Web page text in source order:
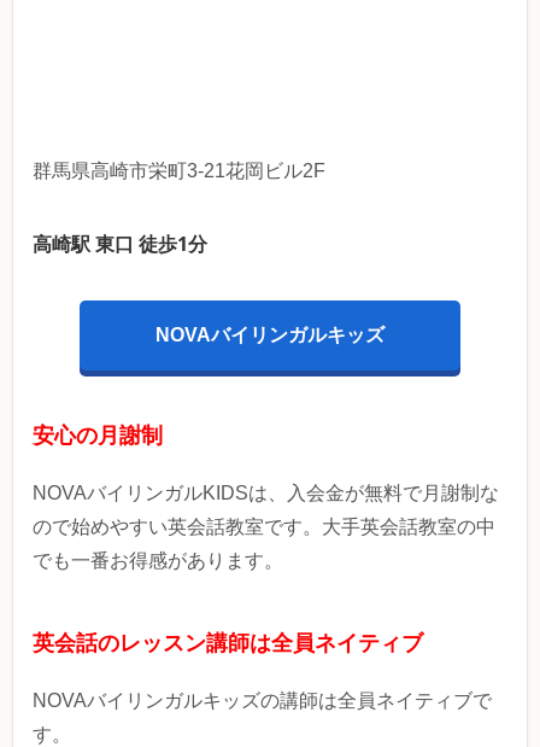
群馬県高崎市栄町3-21花岡ビル2F
高崎駅 東口 徒歩1分
NOVAバイリンガルキッズ
安心の月謝制
NOVAバイリンガルKIDSは、入会金が無料で月謝制な
ので始めやすい英会話教室です。大手英会話教室の中
でも一番お得感があります。
英会話のレッスン講師は全員ネイティブ
NOVAバイリンガルキッズの講師は全員ネイティブで
す。